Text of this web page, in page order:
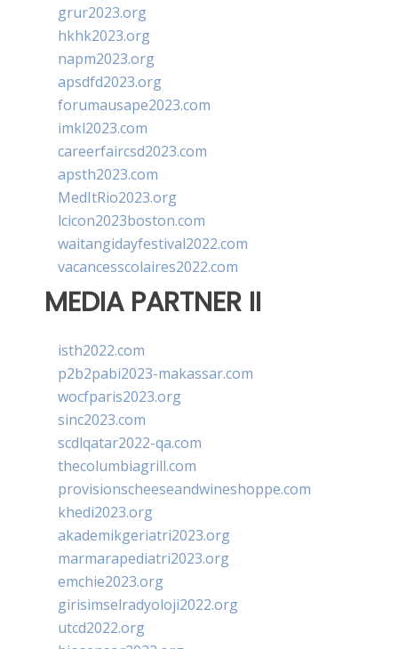
grur2023.org
hkhk2023.org
napm2023.org
apsdfd2023.org
forumausape2023.com
imkl2023.com
careerfaircsd2023.com
apsth2023.com
MedItRio2023.org
lcicon2023boston.com
waitangidayfestival2022.com
vacancesscolaires2022.com
MEDIA PARTNER II
isth2022.com
p2b2pabi2023-makassar.com
wocfparis2023.org
sinc2023.com
scdlqatar2022-qa.com
thecolumbiagrill.com
provisionscheeseandwineshoppe.com
khedi2023.org
akademikgeriatri2023.org
marmarapediatri2023.org
emchie2023.org
girisimselradyoloji2022.org
utcd2022.org